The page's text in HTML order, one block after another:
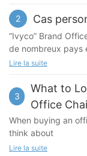
une bonne chaise
colonne
problèmes de
bureau, à l'étude et
progressivement
santé de la
2 Cas
“Ivyco” Brand
de nombreux pays
bureaux modernes
besoins des
que l'ensemble du
unifié et que le
Lire la suite
3
What to
Office
When buying an
think about
Lire la suite